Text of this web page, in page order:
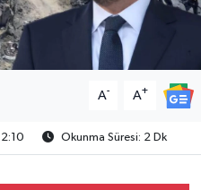
A- A+
Okunma Süresi: 2 Dk